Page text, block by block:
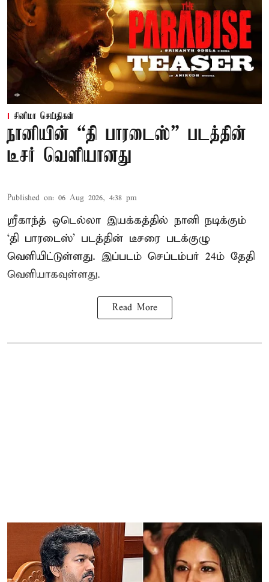
சினிமா செய்திகள்
நானியின் “தி பாரடைஸ்” படத்தின்
டீசர் வெளியானது
Published on: 06 Aug 2026, 4:38 pm
ஸ்ரீகாந்த் ஒடெல்லா இயக்கத்தில் நானி நடிக்கும்
‘தி பாரடைஸ்’ படத்தின் டீசரை படக்குழு
வெளியிட்டுள்ளது. இப்படம் செப்டம்பர் 24ம் தேதி
வெளியாகவுள்ளது.
Read More